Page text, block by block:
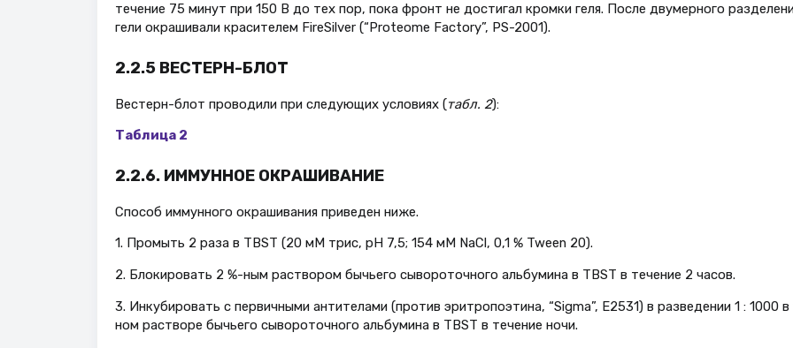
течение 75 минут при 150 В до тех пор, пока фронт не достигал кромки геля. После двумерного
гели окрашивали красителем FireSilver (“Proteome Factory”, PS-2001).
2.2.5 ВЕСТЕРН-БЛОТ
Вестерн-блот проводили при следующих условиях (табл. 2):
Таблица 2
2.2.6. ИММУННОЕ ОКРАШИВАНИЕ
Способ иммунного окрашивания приведен ниже.
1. Промыть 2 раза в TBST (20 мM трис, pH 7,5; 154 мM NaCl, 0,1 % Tween 20).
2. Блокировать 2 %-ным раствором бычьего сывороточного альбумина в TBST в течение 2 часов.
3. Инкубировать с первичными антителами (против эритропоэтина, “Sigma”, E2531) в разведении 1 : 1000 в
ном растворе бычьего сывороточного альбумина в TBST в течение ночи.